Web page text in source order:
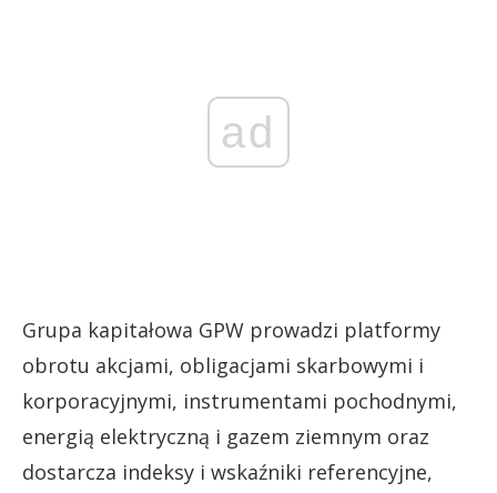
ad
Grupa kapitałowa GPW prowadzi platformy
obrotu akcjami, obligacjami skarbowymi i
korporacyjnymi, instrumentami pochodnymi,
energią elektryczną i gazem ziemnym oraz
dostarcza indeksy i wskaźniki referencyjne,